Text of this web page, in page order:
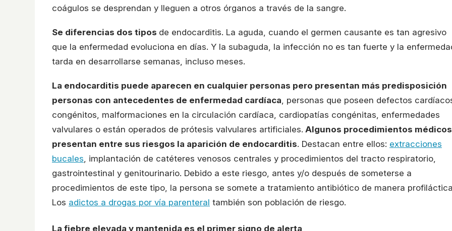
coágulos se desprendan y lleguen a otros órganos a través de la sangre.
Se diferencias dos tipos de endocarditis. La aguda, cuando el germen causante es tan agresivo
que la enfermedad evoluciona en días. Y la subaguda, la infección no es tan fuerte y la
tarda en desarrollarse semanas, incluso meses.
La endocarditis puede aparecen en cualquier personas pero presentan más predisposición
personas con antecedentes de enfermedad cardíaca, personas que poseen defectos
congénitos, malformaciones en la circulación cardíaca, cardiopatías congénitas, enfermedades
valvulares o están operados de prótesis valvulares artificiales. Algunos procedimientos médicos
presentan entre sus riesgos la aparición de endocarditis. Destacan entre ellos: extracciones
bucales, implantación de catéteres venosos centrales y procedimientos del tracto respiratorio,
gastrointestinal y genitourinario. Debido a este riesgo, antes y/o después de someterse a
procedimientos de este tipo, la persona se somete a tratamiento antibiótico de manera
Los adictos a drogas por vía parenteral también son población de riesgo.
La fiebre elevada y mantenida es el primer signo de alerta